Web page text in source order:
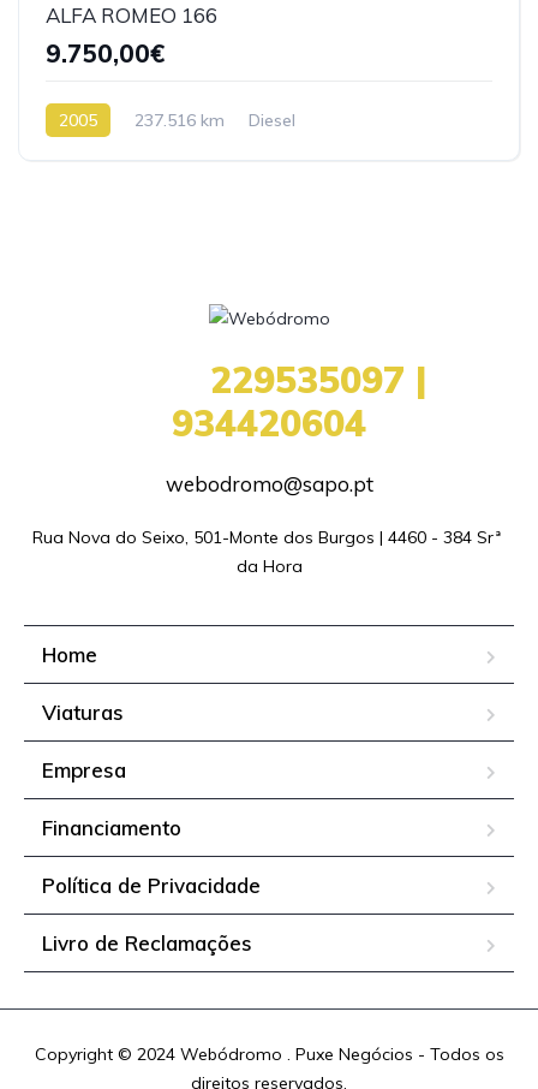
ALFA ROMEO 166
9.750,00€
2005 237.516 km Diesel
229535097 |
934420604
webodromo@sapo.pt
Rua Nova do Seixo, 501-Monte dos Burgos | 4460 - 384 Srª
da Hora
Home
Viaturas
Empresa
Financiamento
Política de Privacidade
Livro de Reclamações
Copyright © 2024 Webódromo . Puxe Negócios - Todos os
direitos reservados.